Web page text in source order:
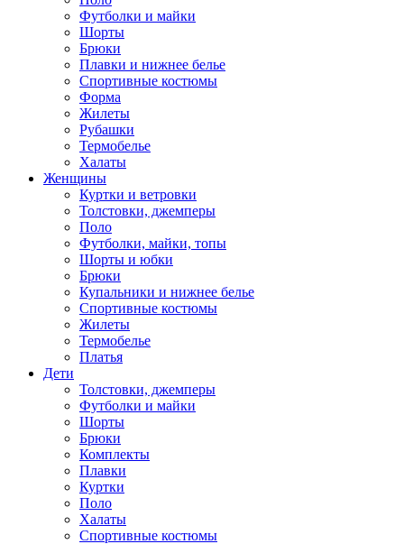
Футболки и майки
Шорты
Брюки
Плавки и нижнее белье
Спортивные костюмы
Форма
Жилеты
Рубашки
Термобелье
Халаты
Женщины
Куртки и ветровки
Толстовки, джемперы
Поло
Футболки, майки, топы
Шорты и юбки
Брюки
Купальники и нижнее белье
Спортивные костюмы
Жилеты
Термобелье
Платья
Дети
Толстовки, джемперы
Футболки и майки
Шорты
Брюки
Комплекты
Плавки
Куртки
Поло
Халаты
Спортивные костюмы